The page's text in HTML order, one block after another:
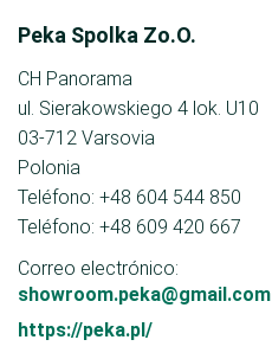
Peka Spolka Zo.O.
CH Panorama
ul. Sierakowskiego 4 lok. U10
03-712 Varsovia
Polonia
Teléfono: +48 604 544 850
Teléfono: +48 609 420 667
Correo electrónico:
showroom.peka@gmail.com
https://peka.pl/